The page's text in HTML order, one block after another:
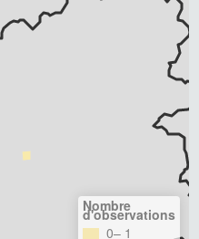
Nombre
d'observations
0– 1